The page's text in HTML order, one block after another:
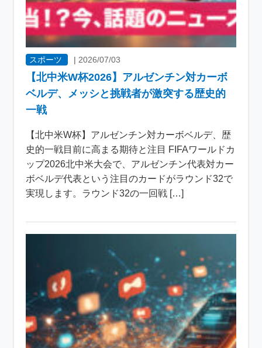
スポーツ | 2026/07/03
【北中米W杯2026】アルゼンチン対カーボ
ベルデ、メッシと挑戦者が激突する歴史的
一戦
【北中米W杯】アルゼンチン対カーボベルデ、歴
史的一戦目前に高まる期待と注目 FIFAワールドカ
ップ2026北中米大会で、アルゼンチン代表対カー
ボベルデ代表という注目のカードがラウンド32で
実現します。ラウンド32の一回戦 […]